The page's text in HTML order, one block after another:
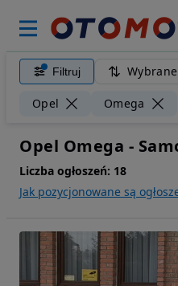
Filtruj
Opel Omega
Opel Omega -
Liczba ogłoszeń: 18
Jak pozycjonowane są